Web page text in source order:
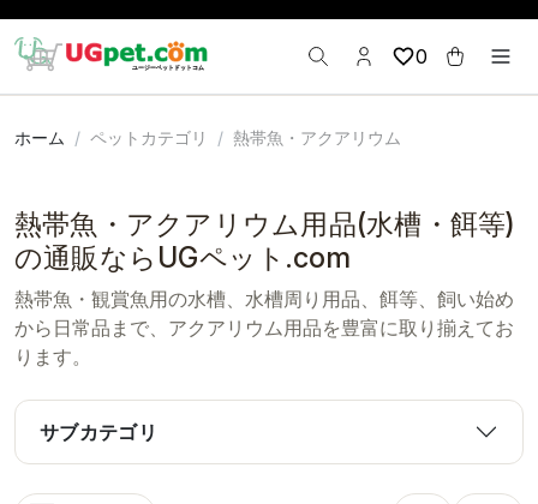
0
ホーム ペットカテゴリ 熱帯魚・アクアリウム
熱帯魚・アクアリウム用品(水槽・餌等)
の通販ならUGペット.com
熱帯魚・観賞魚用の水槽、水槽周り用品、餌等、飼い始め
から日常品まで、アクアリウム用品を豊富に取り揃えてお
ります。
サブカテゴリ